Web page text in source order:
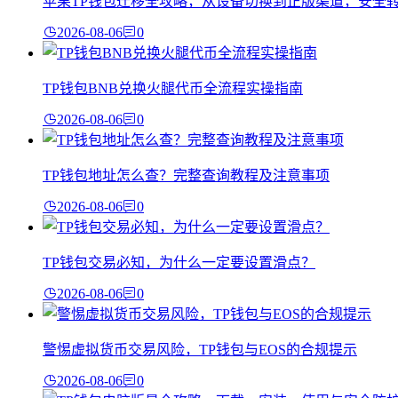
2026-08-06 0
TP钱包BNB兑换火腿代币全流程实操指南
2026-08-06 0
TP钱包地址怎么查？完整查询教程及注意事项
2026-08-06 0
TP钱包交易必知，为什么一定要设置滑点？
2026-08-06 0
警惕虚拟货币交易风险，TP钱包与EOS的合规提示
2026-08-06 0